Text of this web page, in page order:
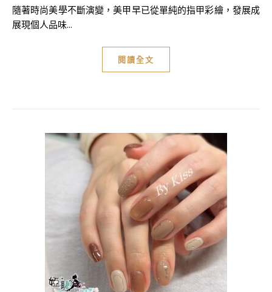
隨著時尚美學不斷演變，美甲早已從單純的指甲彩繪，發展成
展現個人品味...
閱讀全文